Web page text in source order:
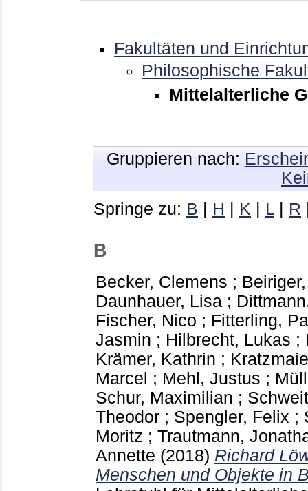
Fakultäten und
Philosophische
Mittelalterliche
Gruppieren nach:
Springe zu: B | H | K | L | R
B
Becker, Clemens ;
Daunhauer, Lisa ;
Fischer, Nico ; Fitterling,
Jasmin ; Hilbrecht, Lukas ;
Krämer, Kathrin ;
Marcel ; Mehl, Justus ;
Schur, Maximilian ;
Theodor ; Spengler, Felix ;
Moritz ; Trautmann,
Annette (2018) Richard
Menschen und Objekte in